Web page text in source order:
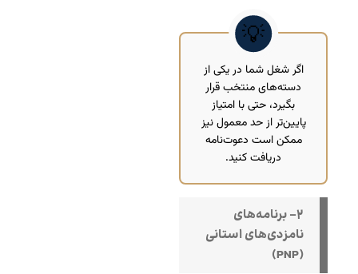
اگر شغل شما در یکی از
دسته‌های منتخب قرار
بگیرد، حتی با امتیاز
پایین‌تر از حد معمول نیز
ممکن است دعوت‌نامه
دریافت کنید.
۲- برنامه‌های
نامزدی‌های استانی
(PNP)